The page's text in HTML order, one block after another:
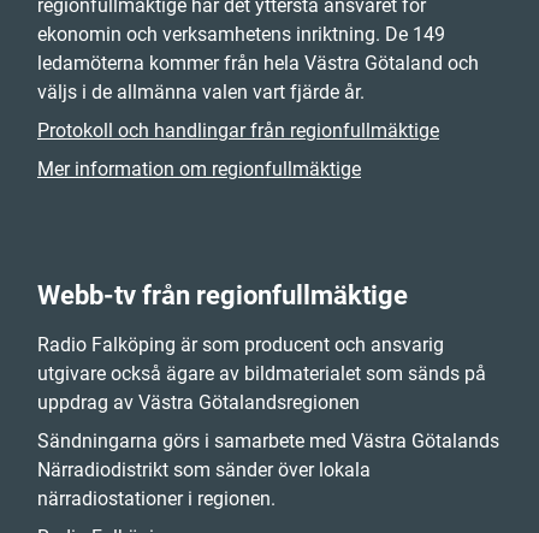
regionfullmäktige har det yttersta ansvaret för
ekonomin och verksamhetens inriktning. De 149
ledamöterna kommer från hela Västra Götaland och
väljs i de allmänna valen vart fjärde år.
Protokoll och handlingar från regionfullmäktige
Mer information om regionfullmäktige
Webb-tv från regionfullmäktige
Radio Falköping är som producent och ansvarig
utgivare också ägare av bildmaterialet som sänds på
uppdrag av Västra Götalandsregionen
Sändningarna görs i samarbete med Västra Götalands
Närradiodistrikt som sänder över lokala
närradiostationer i regionen.